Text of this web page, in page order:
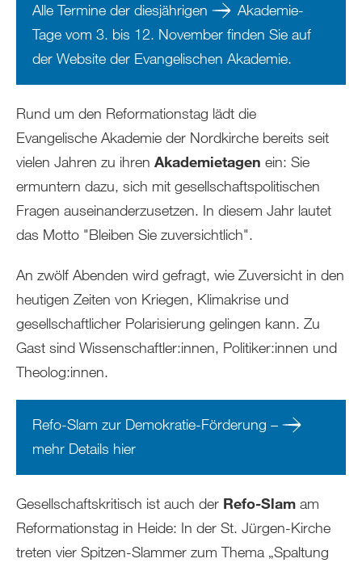
Alle Termine der diesjährigen
Akademie-
Tage vom 3. bis 12. November finden Sie auf
der Website der Evangelischen Akademie.
Rund um den Reformationstag lädt die
Evangelische Akademie der Nordkirche bereits seit
vielen Jahren zu ihren Akademietagen ein: Sie
ermuntern dazu, sich mit gesellschaftspolitischen
Fragen auseinanderzusetzen. In diesem Jahr lautet
das Motto "Bleiben Sie zuversichtlich".
An zwölf Abenden wird gefragt, wie Zuversicht in den
heutigen Zeiten von Kriegen, Klimakrise und
gesellschaftlicher Polarisierung gelingen kann. Zu
Gast sind Wissenschaftler:innen, Politiker:innen und
Theolog:innen.
Refo-Slam zur Demokratie-Förderung –
mehr Details hier
Gesellschaftskritisch ist auch der Refo-Slam am
Reformationstag in Heide: In der St. Jürgen-Kirche
treten vier Spitzen-Slammer zum Thema „Spaltung